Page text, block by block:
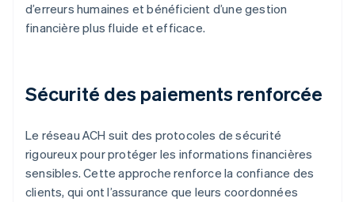
d’erreurs humaines et bénéficient d’une gestion
financière plus fluide et efficace.
Sécurité des paiements renforcée
Le réseau ACH suit des protocoles de sécurité
rigoureux pour protéger les informations financières
sensibles. Cette approche renforce la confiance des
clients, qui ont l’assurance que leurs coordonnées